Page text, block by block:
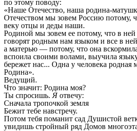
по этому поводу:
«Наше Отечество, наша родина-
Отечеством мы зовем Россию потому,
веку отцы и деды наши.
Родиной мы зовем ее потому, что в
говорят родным нам языком и все в
а матерью — потому, что она
вспоила своими волами, выучила
бережет нас... Одна у человека родная
Родина».
Ведущий.
Что значит: Родина моя?
Ты спросишь. Я отвечу:
Сначала тропочкой земля
Бежит тебе навстречу.
Потом тебя поманит сад Душистой
увидишь стройный ряд Домов